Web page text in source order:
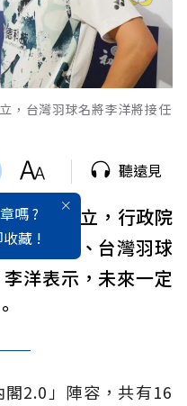
，台灣羽球名將李洋將接任
嗎 ?
藏 !
聽遠見
掛牌成立，行政院
金得主、台灣羽球
洋表示，未來一定
2.0」陣容，共有16